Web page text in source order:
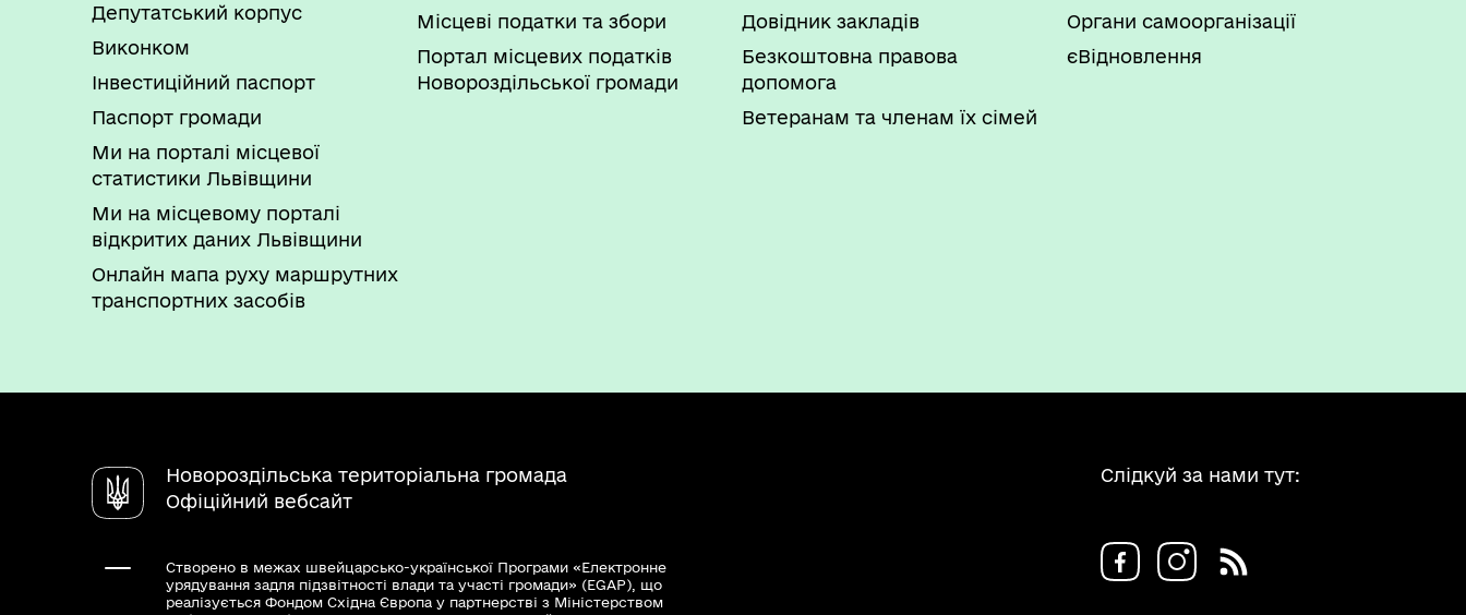
Депутатський корпус
Виконком
Інвестиційний паспорт
Паспорт громади
Ми на порталі місцевої
статистики Львівщини
Ми на місцевому порталі
відкритих даних Львівщини
Онлайн мапа руху маршрутних
транспортних засобів
Місцеві податки та збори
Портал місцевих податків
Новороздільської громади
Довідник закладів
Безкоштовна правова
допомога
Ветеранам та членам їх сімей
Органи самоорганізації
єВідновлення
Новороздільська територіальна громада
Офіційний вебсайт
Створено в межах швейцарсько-української Програми «Електронне
урядування задля підзвітності влади та участі громади» (EGAP), що
реалізується Фондом Східна Європа у партнерстві з Міністерством
Слідкуй за нами тут: